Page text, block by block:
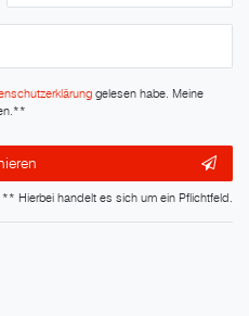
gelesen habe. Meine
** Hierbei handelt es sich um ein Pflichtfeld.